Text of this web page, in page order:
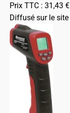
Prix TTC : 31,43 €
Diffusé sur le site